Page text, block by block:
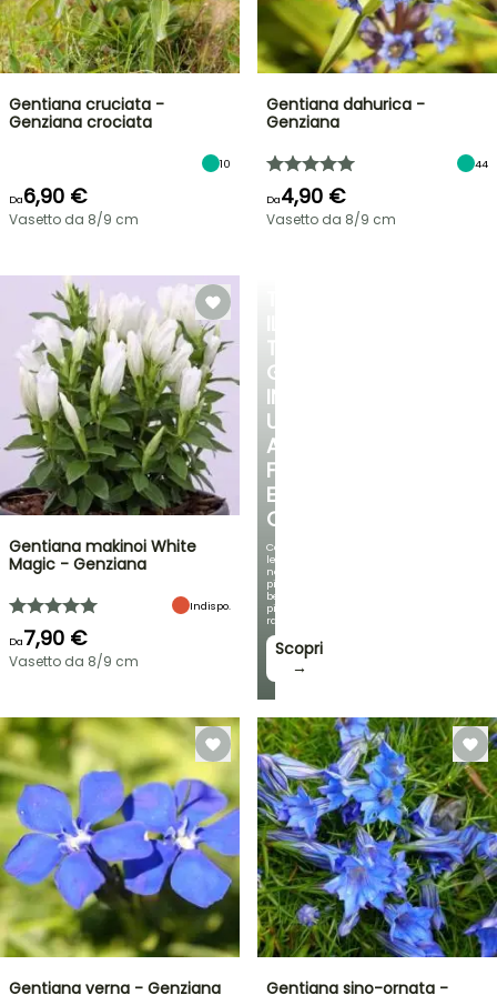
TUO
GIARDINO
IN
UN
ANGOLO
FRESCO
E
OMBREGGIATO
Con
le
nostre
più
belle
piante
rampicanti
Scopri
→
Gentiana cruciata -
Genziana crociata
10
Da6,90 €
Vasetto da 8/9 cm
Gentiana dahurica -
Genziana
44
Da4,90 €
Vasetto da 8/9 cm
Gentiana makinoi White
Magic - Genziana
Indispo.
Da7,90 €
Vasetto da 8/9 cm
Gentiana verna - Genziana Gentiana sino-ornata -